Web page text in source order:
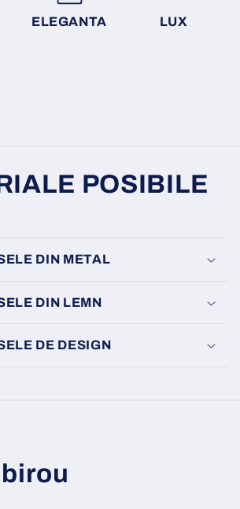
ELEGANTA LUX
POSIBILE
DIN METAL
DIN LEMN
DE DESIGN